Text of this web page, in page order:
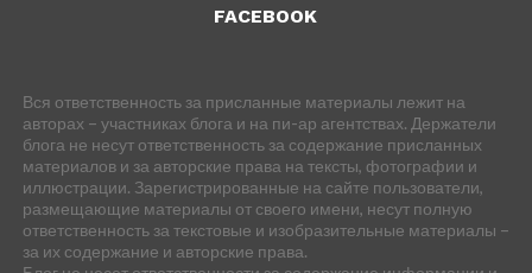
FACEBOOK
Вся ответственность за присланные материалы лежит на
авторах – участниках блога и на пи-ар агентствах. Держатели
блога не несут ответственность за содержание присланных
материалов и за авторские права на тексты, фотографии и
иллюстрации. Зарегистрированные на сайте пользователи,
размещающие материалы от своего имени, несут полную
ответственность за текстовые и изобразительные материалы –
за их содержание и авторские права.